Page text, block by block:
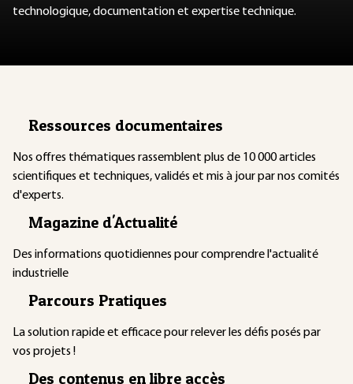
technologique, documentation et expertise technique.
Ressources documentaires
Nos offres thématiques rassemblent plus de 10 000 articles
scientifiques et techniques, validés et mis à jour par nos comités
d'experts.
Magazine d'Actualité
Des informations quotidiennes pour comprendre l'actualité
industrielle
Parcours Pratiques
La solution rapide et efficace pour relever les défis posés par
vos projets !
Des contenus en libre accès